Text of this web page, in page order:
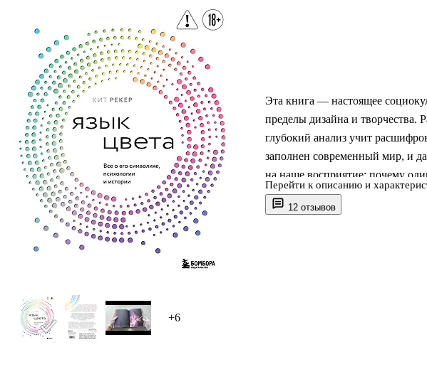
+6
12 отзывов
Эта книга — настоящее
пределы дизайна и творчества.
глубокий анализ учит
заполнен современный мир, и
на наше восприятие: почему
власти, смерти и плодородия,
ярости? Как порой полярные
Перейти к описанию и